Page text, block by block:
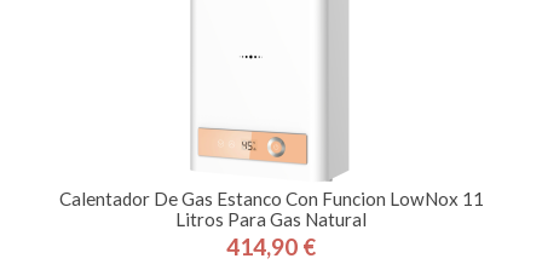
Calentador De Gas Estanco Con Funcion LowNox 11
Litros Para Gas Natural
Precio
414,90 €